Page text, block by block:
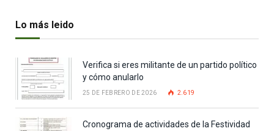
Lo más leido
Verifica si eres militante de un partido político
y cómo anularlo
25 DE FEBRERO DE 2026 2.619
Cronograma de actividades de la Festividad